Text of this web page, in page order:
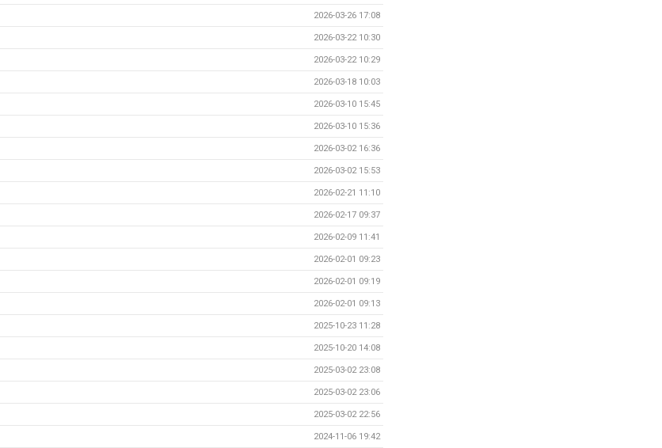
2026-03-26 17:08
2026-03-22 10:30
2026-03-22 10:29
2026-03-18 10:03
2026-03-10 15:45
2026-03-10 15:36
2026-03-02 16:36
2026-03-02 15:53
2026-02-21 11:10
2026-02-17 09:37
2026-02-09 11:41
2026-02-01 09:23
2026-02-01 09:19
2026-02-01 09:13
2025-10-23 11:28
2025-10-20 14:08
2025-03-02 23:08
2025-03-02 23:06
2025-03-02 22:56
2024-11-06 19:42